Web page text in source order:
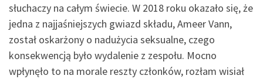
słuchaczy na całym świecie. W 2018 roku okazało się, że
jedna z najjaśniejszych gwiazd składu, Ameer Vann,
został oskarżony o nadużycia seksualne, czego
konsekwencją było wydalenie z zespołu. Mocno
wpłynęło to na morale reszty członków, rozłam wisiał